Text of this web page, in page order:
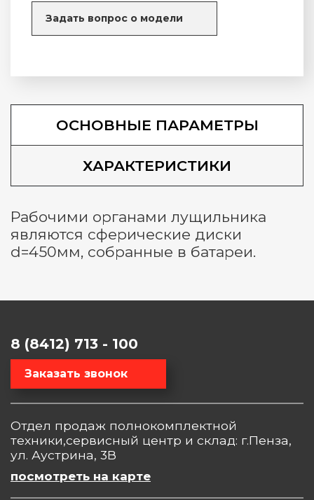
Задать вопрос о модели
ОСНОВНЫЕ ПАРАМЕТРЫ
ХАРАКТЕРИСТИКИ
Рабочими органами лущильника
являются сферические диски
d=450мм, собранные в батареи.
8 (8412) 713 - 100
Заказать звонок
Отдел продаж полнокомплектной
техники,сервисный центр и склад: г.Пенза,
ул. Аустрина, 3В
посмотреть на карте